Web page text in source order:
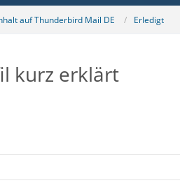
auf Thunderbird Mail DE Erledigt
kurz erklärt